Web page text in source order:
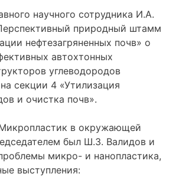
научного сотрудника И.А.
природный штамм
нефтезагряненных почв» о
автохтонных
углеводородов
секции 4 «Утилизация
и очистка почв».
в окружающей
был Ш.З. Валидов и
микро- и нанопластика,
выступления: